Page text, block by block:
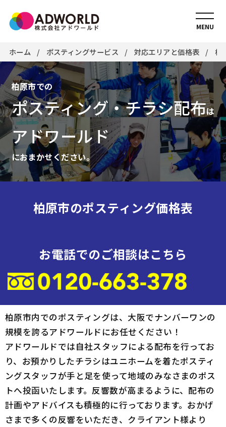
MENU
ホーム ポスティングサービス 対応エリアと価格表 柏
柏原市での
ポスティング・チラシ配布は
アドワールド
におまかせください。
柏原市のポスティング価格表
お電話でのご相談はこちら
柏原市内でのポスティングは、大阪でナンバーワンの
規模を誇るアドワールドにお任せください！
アドワールドでは自社スタッフによる配布を行ってお
り、お預かりしたチラシはユニホームを着たポスティ
ングスタッフが手と足を使って地域のみなさまのポス
トへ投函いたします。反響数が高まるように、配布の
計画やアドバイスも積極的に行っております。おかげ
さまで多くの反響をいただき、クライアント様より